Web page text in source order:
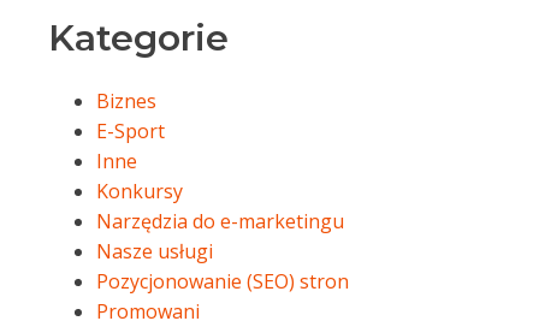
Kategorie
Biznes
E-Sport
Inne
Konkursy
Narzędzia do e-marketingu
Nasze usługi
Pozycjonowanie (SEO) stron
Promowani